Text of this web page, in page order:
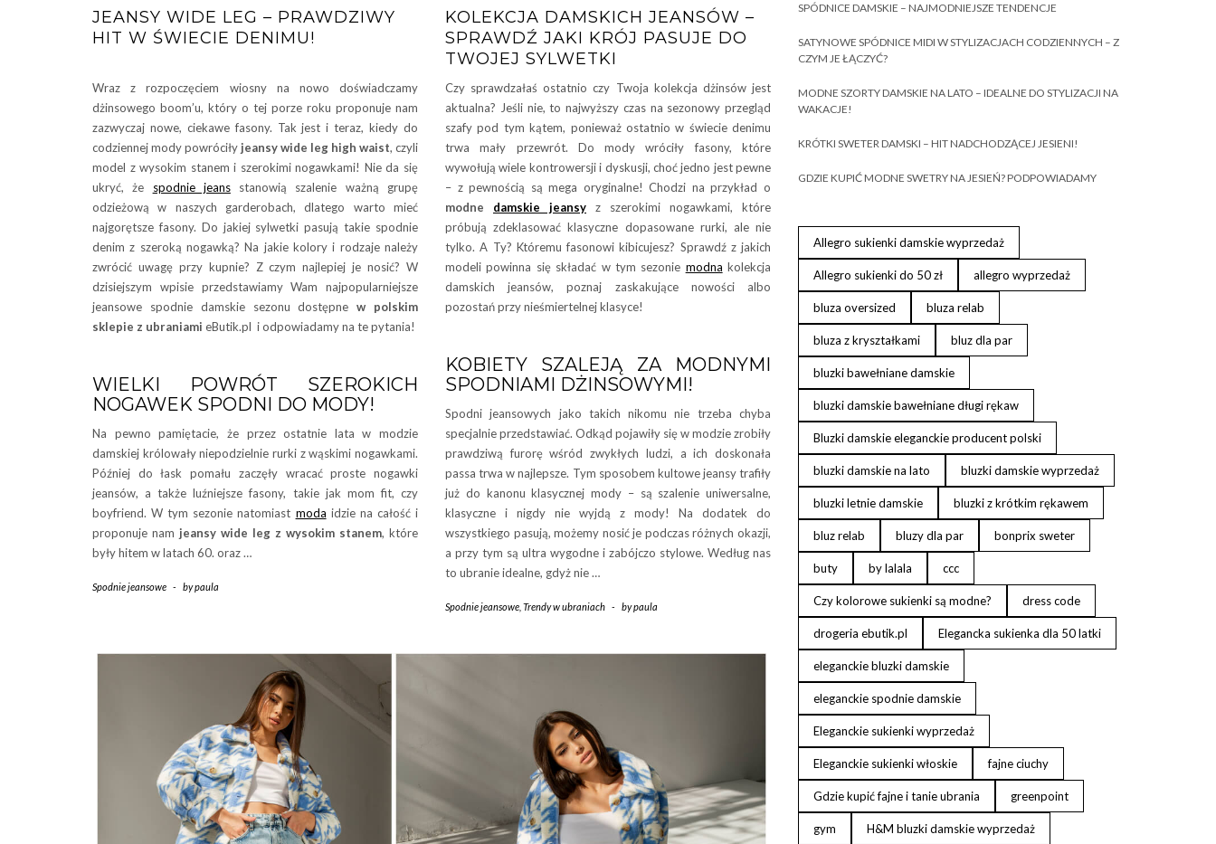
JEANSY WIDE LEG – PRAWDZIWY
HIT W ŚWIECIE DENIMU!
Wraz z rozpoczęciem wiosny na nowo doświadczamy
dżinsowego boom’u, który o tej porze roku proponuje nam
zazwyczaj nowe, ciekawe fasony. Tak jest i teraz, kiedy do
codziennej mody powróciły jeansy wide leg high waist, czyli
model z wysokim stanem i szerokimi nogawkami! Nie da się
ukryć, że spodnie jeansstanowią szalenie ważną grupę
odzieżową w naszych garderobach, dlatego warto mieć
najgorętsze fasony. Do jakiej sylwetki pasują takie spodnie
denim z szeroką nogawką? Na jakie kolory i rodzaje należy
zwrócić uwagę przy kupnie? Z czym najlepiej je nosić? W
dzisiejszym wpisie przedstawiamy Wam najpopularniejsze
jeansowe spodnie damskie sezonu dostępnew polskim
sklepie z ubraniami eButik.pl i odpowiadamy na te pytania!
WIELKI POWRÓT SZEROKICH
NOGAWEK SPODNI DO MODY!
Na pewno pamiętacie, że przez ostatnie lata w modzie
damskiej królowały niepodzielnie rurki z wąskimi nogawkami.
Później do łask pomału zaczęły wracać proste nogawki
jeansów, a także luźniejsze fasony, takie jak mom fit, czy
boyfriend. W tym sezonie natomiast moda idzie na całość i
proponuje nam jeansy wide leg z wysokim stanem, które
były hitem w latach 60. oraz …
Spodnie jeansowe - bypaula
KOLEKCJA DAMSKICH JEANSÓW –
SPRAWDŹ JAKI KRÓJ PASUJE DO
TWOJEJ SYLWETKI
Czy sprawdzałaś ostatnio czy Twoja kolekcja dżinsów jest
aktualna? Jeśli nie, to najwyższy czas na sezonowy przegląd
szafy pod tym kątem, ponieważ ostatnio w świecie denimu
trwa mały przewrót. Do mody wróciły fasony, które
wywołują wiele kontrowersji i dyskusji, choć jedno jest pewne
– z pewnością są mega oryginalne! Chodzi na przykład o
modne
damskie jeansy z szerokimi nogawkami, które
próbują zdeklasować klasyczne dopasowane rurki, ale nie
tylko. A Ty? Któremu fasonowi kibicujesz? Sprawdź z jakich
modeli powinna się składać w tym sezonie modna kolekcja
damskich jeansów, poznaj zaskakujące nowości albo
pozostań przy nieśmiertelnej klasyce!
KOBIETY SZALEJĄ ZA MODNYMI
SPODNIAMI DŻINSOWYMI!
Spodni jeansowych jako takich nikomu nie trzeba chyba
specjalnie przedstawiać. Odkąd pojawiły się w modzie zrobiły
prawdziwą furorę wśród zwykłych ludzi, a ich doskonała
passa trwa w najlepsze. Tym sposobem kultowe jeansy trafiły
już do kanonu klasycznej mody – są szalenie uniwersalne,
klasyczne i nigdy nie wyjdą z mody! Na dodatek do
wszystkiego pasują, możemy nosić je podczas różnych okazji,
a przy tym są ultra wygodne i zabójczo stylowe. Według nas
to ubranie idealne, gdyż nie …
Spodnie jeansowe Trendy w ubraniach - bypaula
SPÓDNICE DAMSKIE – NAJMODNIEJSZE TENDENCJE
SATYNOWE SPÓDNICE MIDI W STYLIZACJACH CODZIENNYCH – Z
CZYM JE ŁĄCZYĆ?
MODNE SZORTY DAMSKIE NA LATO – IDEALNE DO STYLIZACJI NA
WAKACJE!
KRÓTKI SWETER DAMSKI – HIT NADCHODZĄCEJ JESIENI!
GDZIE KUPIĆ MODNE SWETRY NA JESIEŃ? PODPOWIADAMY
Allegro sukienki damskie wyprzedaż
Allegro sukienki do 50 zł allegro wyprzedaż
bluza oversized bluza relab
bluza z kryształkami bluz dla par
bluzki bawełniane damskie
bluzki damskie bawełniane długi rękaw
Bluzki damskie eleganckie producent polski
bluzki damskie na lato bluzki damskie wyprzedaż
bluzki letnie damskie bluzki z krótkim rękawem
bluz relab bluzy dla par bonprix sweter
buty by lalala ccc
Czy kolorowe sukienki są modne? dress code
drogeria ebutik.pl Elegancka sukienka dla 50 latki
eleganckie bluzki damskie
eleganckie spodnie damskie
Eleganckie sukienki wyprzedaż
Eleganckie sukienki włoskie fajne ciuchy
Gdzie kupić fajne i tanie ubrania greenpoint
gym H&M bluzki damskie wyprzedaż